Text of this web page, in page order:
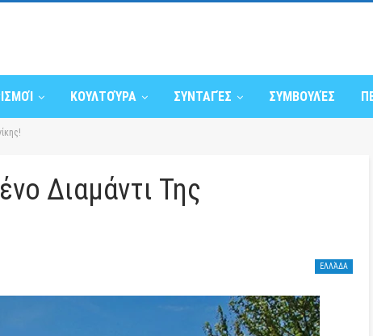
ΚΟΥΛΤΟΎΡΑ ΣΥΝΤΑΓΈΣ ΣΥΜΒΟΥΛΈΣ
Διαμάντι Της
ΕΛΛΆΔΑ